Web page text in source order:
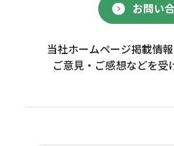
お問い
当社ホームページ掲載情
ご意見・ご感想などを受